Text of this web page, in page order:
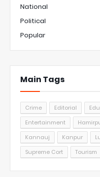
National
Political
Popular
Main Tags
Crime Editorial
Entertainment
Kannauj
Kanpur
Supreme Cort
Tourism